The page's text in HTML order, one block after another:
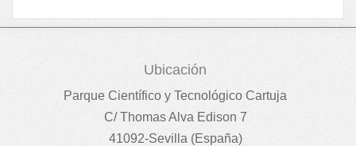
Ubicación
Parque Científico y Tecnológico Cartuja
C/ Thomas Alva Edison 7
41092-Sevilla (España)